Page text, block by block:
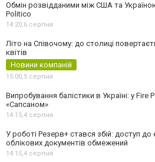
Обмін розвідданими між США та
Politico
14:20,6 серпня
Літо на Співочому: до столиці
квітів
Новини компаній
15:00,5 серпня
Випробування балістики в Україні: у Fire
«Сапсаном»
14:15,4 серпня
У роботі Резерв+ стався збій: доступ
облікових документів обмежений
14:15,4 серпня